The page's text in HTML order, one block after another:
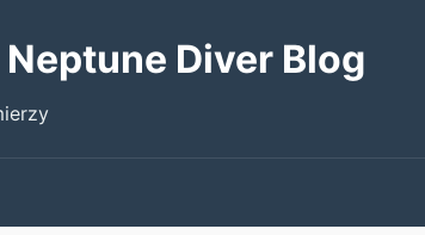
Diver Blog